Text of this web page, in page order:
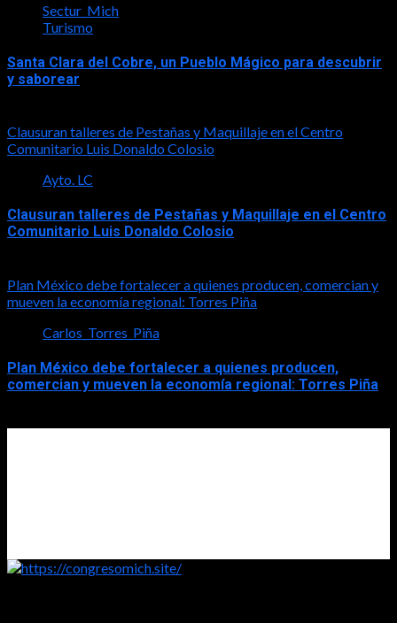
Sectur_Mich
Turismo
Santa Clara del Cobre, un Pueblo Mágico para descubrir
y saborear
Clausuran talleres de Pestañas y Maquillaje en el Centro
Comunitario Luis Donaldo Colosio
Ayto. LC
Clausuran talleres de Pestañas y Maquillaje en el Centro
Comunitario Luis Donaldo Colosio
Plan México debe fortalecer a quienes producen, comercian y
mueven la economía regional: Torres Piña
Carlos_Torres_Piña
Plan México debe fortalecer a quienes producen,
comercian y mueven la economía regional: Torres Piña